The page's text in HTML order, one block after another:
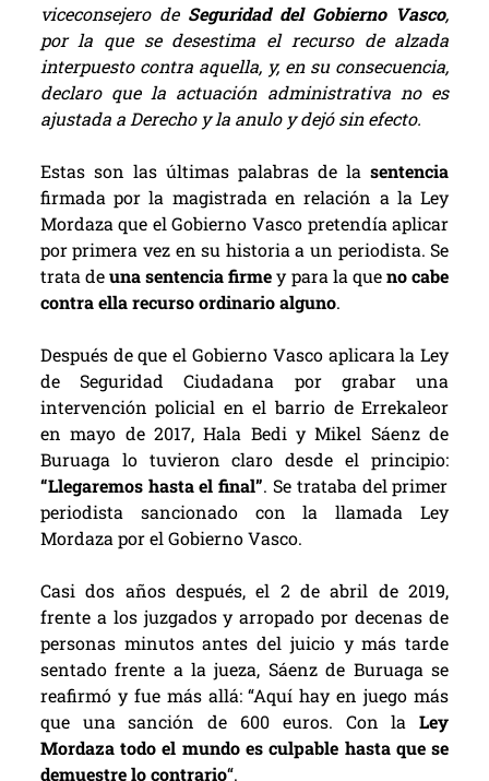
viceconsejero deSeguridad del Gobierno Vasco,
por la que se desestima el recurso de alzada
interpuesto contra aquella, y, en su consecuencia,
declaro que la actuación administrativa no es
ajustada a Derecho y la anulo y dejó sin efecto.
Estas son las últimas palabras de la sentencia
firmada por la magistrada en relación a la Ley
Mordaza que el Gobierno Vasco pretendía aplicar
por primera vez en su historia a un periodista. Se
trata deuna sentencia firmey para la queno cabe
contra ella recurso ordinario alguno.
Después de que el Gobierno Vasco aplicara la Ley
de Seguridad Ciudadana por grabar una
intervención policial en el barrio de Errekaleor
en mayo de 2017, Hala Bedi y Mikel Sáenz de
Buruaga lo tuvieron claro desde el principio:
“Llegaremos hasta el final”. Se trataba del primer
periodista sancionado con la llamada Ley
Mordaza por el Gobierno Vasco.
Casi dos años después, el 2 de abril de 2019,
frente a los juzgados y arropado por decenas de
personas minutos antes del juicio y más tarde
sentado frente a la jueza, Sáenz de Buruaga se
reafirmó y fue más allá: “Aquí hay en juego más
que una sanción de 600 euros. Con laLey
Mordaza todo el mundo es culpable hasta que se
demuestre lo contrario“.